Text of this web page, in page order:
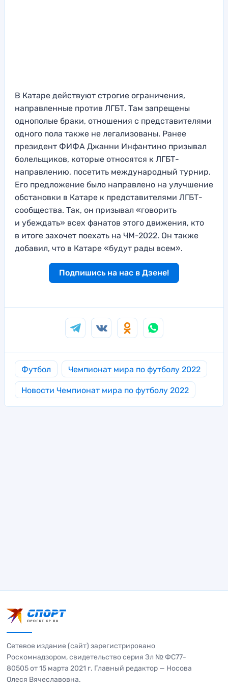
В Катаре действуют строгие ограничения,
направленные против ЛГБТ. Там запрещены
однополые браки, отношения с представителями
одного пола также не легализованы. Ранее
президент ФИФА Джанни Инфантино призывал
болельщиков, которые относятся к ЛГБТ-
направлению, посетить международный турнир.
Его предложение было направлено на улучшение
обстановки в Катаре к представителями ЛГБТ-
сообщества. Так, он призывал «говорить
и убеждать» всех фанатов этого движения, кто
в итоге захочет поехать на ЧМ-2022. Он также
добавил, что в Катаре «будут рады всем».
Подпишись на нас в Дзене!
Футбол Чемпионат мира по футболу 2022
Новости Чемпионат мира по футболу 2022
Сетевое издание (сайт) зарегистрировано
Роскомнадзором, свидетельство серия Эл № ФС77-
80505 от 15 марта 2021 г. Главный редактор — Носова
Олеся Вячеславовна.